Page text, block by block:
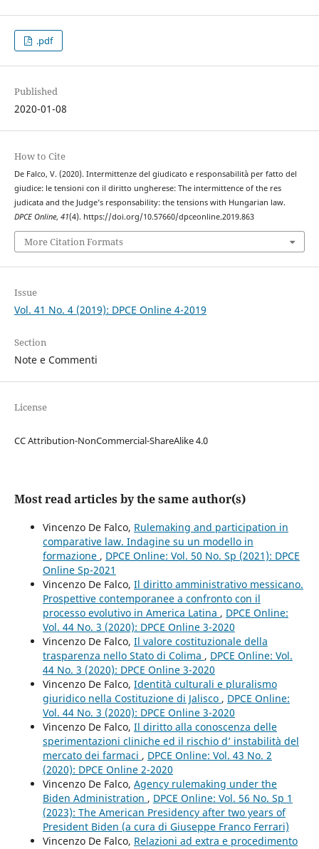
.pdf
Published
2020-01-08
How to Cite
De Falco, V. (2020). Intermittenze del giudicato e responsabilità per fatto del
giudice: le tensioni con il diritto ungherese: The intermittence of the res
judicata and the Judge’s responsability: the tensions with Hungarian law.
DPCE Online, 41(4). https://doi.org/10.57660/dpceonline.2019.863
More Citation Formats
Issue
Vol. 41 No. 4 (2019): DPCE Online 4-2019
Section
Note e Commenti
License
CC Attribution-NonCommercial-ShareAlike 4.0
Most read articles by the same author(s)
Vincenzo De Falco, Rulemaking and participation in
comparative law. Indagine su un modello in
formazione , DPCE Online: Vol. 50 No. Sp (2021): DPCE
Online Sp-2021
Vincenzo De Falco, Il diritto amministrativo messicano.
Prospettive contemporanee a confronto con il
processo evolutivo in America Latina , DPCE Online:
Vol. 44 No. 3 (2020): DPCE Online 3-2020
Vincenzo De Falco, Il valore costituzionale della
trasparenza nello Stato di Colima , DPCE Online: Vol.
44 No. 3 (2020): DPCE Online 3-2020
Vincenzo De Falco, Identità culturali e pluralismo
giuridico nella Costituzione di Jalisco , DPCE Online:
Vol. 44 No. 3 (2020): DPCE Online 3-2020
Vincenzo De Falco, Il diritto alla conoscenza delle
sperimentazioni cliniche ed il rischio d’ instabilità del
mercato dei farmaci , DPCE Online: Vol. 43 No. 2
(2020): DPCE Online 2-2020
Vincenzo De Falco, Agency rulemaking under the
Biden Administration , DPCE Online: Vol. 56 No. Sp 1
(2023): The American Presidency after two years of
President Biden (a cura di Giuseppe Franco Ferrari)
Vincenzo De Falco, Relazioni ad extra e procedimento